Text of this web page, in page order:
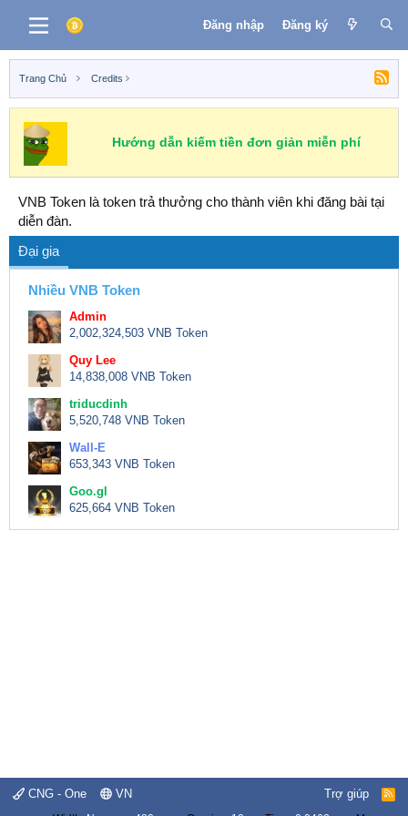
Đăng nhập Đăng ký
Trang Chủ Credits
Hướng dẫn kiếm tiền đơn giản miễn phí
VNB Token là token trả thưởng cho thành viên khi đăng bài tại
diễn đàn.
Đại gia
Nhiều VNB Token
Admin
2,002,324,503 VNB Token
Quy Lee
14,838,008 VNB Token
triducdinh
5,520,748 VNB Token
Wall-E
653,343 VNB Token
Goo.gl
625,664 VNB Token
CNG - One VN Trợ giúp
R